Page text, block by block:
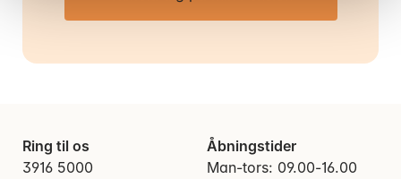
Ring til os
3916 5000
Åbningstider
Man-tors: 09.00-16.00